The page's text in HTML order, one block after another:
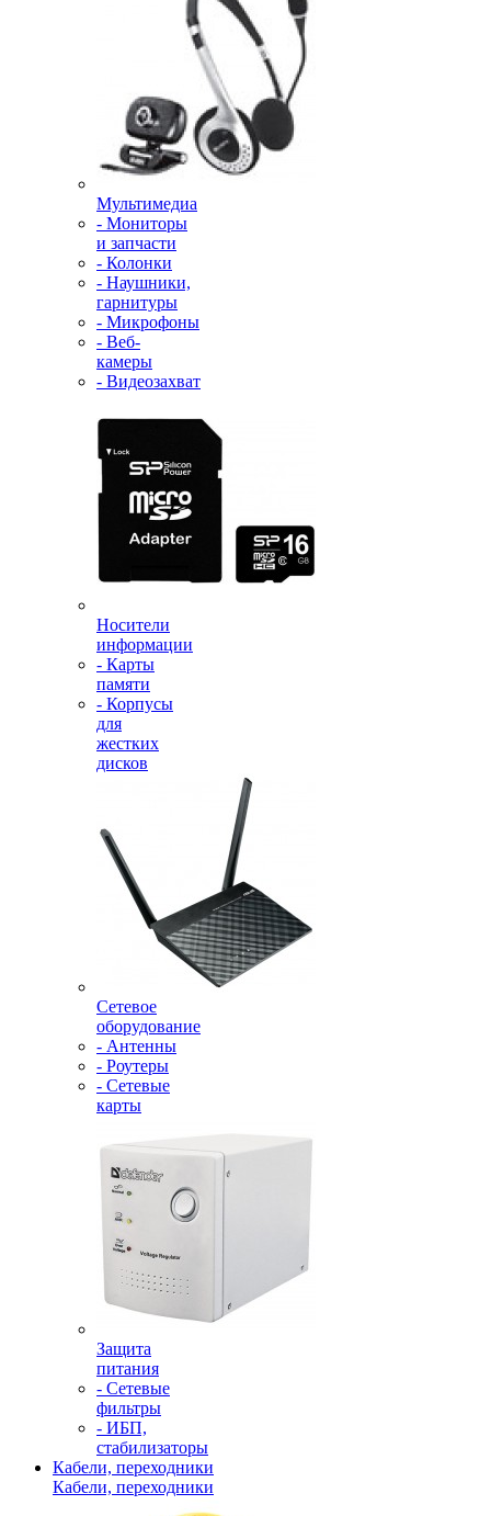
Мультимедиа
- Мониторы
и запчасти
- Колонки
- Наушники,
гарнитуры
- Микрофоны
- Веб-
камеры
- Видеозахват
Носители
информации
- Карты
памяти
- Корпусы
для
жестких
дисков
Сетевое
оборудование
- Антенны
- Роутеры
- Сетевые
карты
Защита
питания
- Сетевые
фильтры
- ИБП,
стабилизаторы
Кабели, переходники
Кабели, переходники